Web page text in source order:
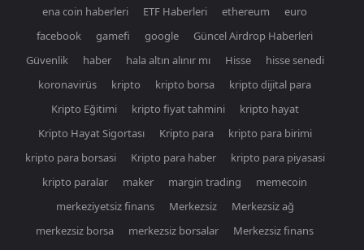
ena coin haberleri
ETF Haberleri ethereum
euro
facebook
gamefi google
Güncel Airdrop Haberleri
Güvenlik
haber hala altın alınır mı Hisse
hisse senedi
koronavirüs
kripto kripto borsa
kripto dijital para
Kripto Eğitimi
kripto fiyat tahmini
kripto hayat
Kripto Hayat Sigortası
Kripto para
kripto para birimi
kripto para borsasi
Kripto para haber
kripto para piyasasi
kripto paralar
maker margin trading
memecoin
merkeziyetsiz finans
Merkezsiz
Merkezsiz ağ
merkezsiz borsa
merkezsiz borsalar
Merkezsiz finans